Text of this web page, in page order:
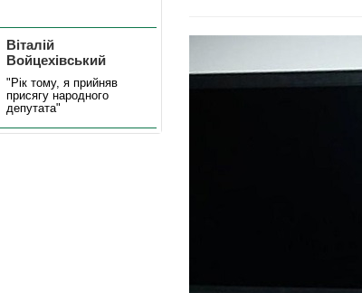
Віталій
Войцехівський
"Рік тому, я прийняв
присягу народного
депутата"